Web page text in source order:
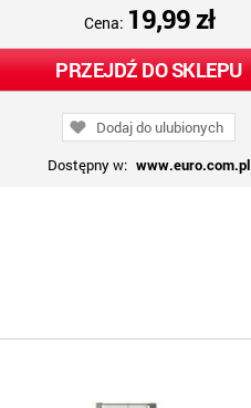
Cena: 19,99 zł
PRZEJDŹ DO SKLEPU
Dodaj do ulubionych
Dostępny w: www.euro.com.pl